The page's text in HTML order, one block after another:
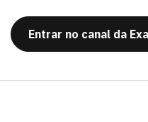
Entrar no canal da